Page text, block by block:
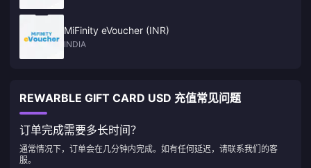
MiFinity eVoucher (INR)
INDIA
REWARBLE GIFT CARD USD 充值常见问题
订单完成需要多长时间？
通常情况下，订单会在几分钟内完成。如有任何延迟，请联系我们的客
服。